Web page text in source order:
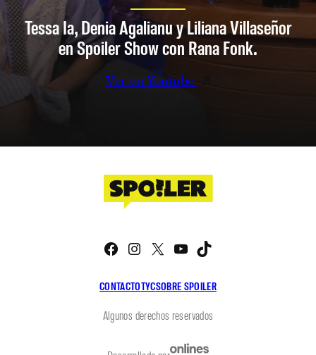
Tessa Ia, Denia Agalianu y Liliana Villaseñor
en Spoiler Show con Rana Fonk.
Ver en Youtube
CONTACTOTYCSOBRE SPOILER
Facebook
Instagram
X YouTube
Algunos derechos reservados